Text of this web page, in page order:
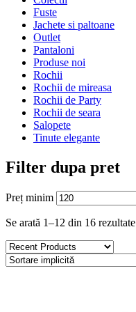
Fuste
Jachete si paltoane
Outlet
Pantaloni
Produse noi
Rochii
Rochii de mireasa
Rochii de Party
Rochii de seara
Salopete
Tinute elegante
Filter dupa pret
Preț minim
Se arată 1–12 din 16 rezultate